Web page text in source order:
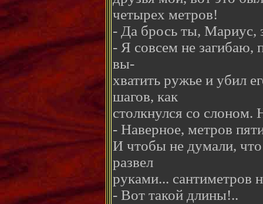
четырех метров!
- Да брось ты, Мариус,
- Я совсем не загибаю,
вы-
хватить ружье и убил
шагов, как
столкнулся со слоном.
- Наверное, метров
И чтобы не думали,
развел
руками... сантиметров
- Вот такой длины!..